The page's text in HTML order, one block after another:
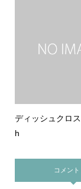
ディッシュクロ
h
コメン